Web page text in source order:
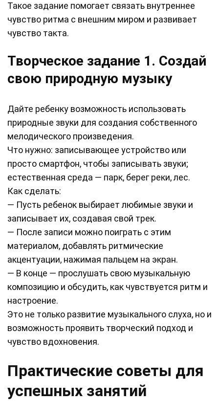
Такое задание помогает связать внутреннее
чувство ритма с внешним миром и развивает
чувство такта.
Творческое задание 1. Создай
свою природную музыку
Дайте ребенку возможность использовать
природные звуки для создания собственного
мелодического произведения.
Что нужно: записывающее устройство или
просто смартфон, чтобы записывать звуки;
естественная среда — парк, берег реки, лес.
Как сделать:
— Пусть ребенок выбирает любимые звуки и
записывает их, создавая свой трек.
— После записи можно поиграть с этим
материалом, добавлять ритмические
акцентуации, нажимая пальцем на экран.
— В конце — прослушать свою музыкальную
композицию и обсудить, как чувствуется ритм и
настроение.
Это не только развитие музыкального слуха, но и
возможность проявить творческий подход и
чувство вдохновения.
Практические советы для
успешных занятий